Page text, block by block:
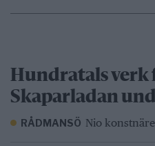
Hundratals verk
Skaparladan
RÅDMANSÖ Nio